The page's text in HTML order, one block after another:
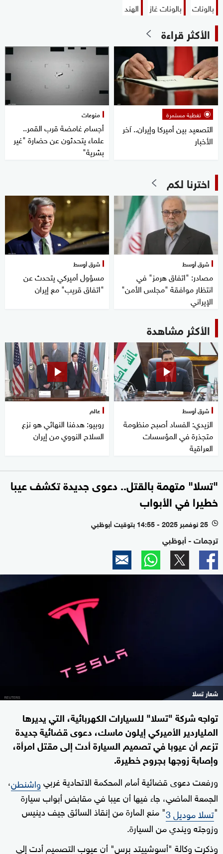
بالونات بالونات غاز الهند
الأكثر قراءة
تغطية مستمرة
التصعيد بين أميركا وإيران.. آخر
الأخبار
منوعات
أجسام غامضة قرب القمر..
علماء يتحدثون عن حضارة "غير
بشرية"
اخترنا لكم
شرق أوسط
مصادر: "اتفاق هرمز" في
انتظار موافقة "مجلس الأمن"
الإيراني
شرق أوسط
مسؤول أميركي يتحدث عن
"اتفاق قريب" مع إيران
الأكثر مشاهدة
شرق أوسط
الزيدي: الفساد أصبح منظومة
متجذرة في المؤسسات
العراقية
عالم
روبيو: هدفنا النهائي هو نزع
السلاح النووي من إيران
"تسلا" متهمة بالقتل.. دعوى جديدة تكشف عيبا
خطيرا في الأبواب
l 25 نوفمبر 2025 - 14:55 بتوقيت أبوظبي
ترجمات - أبوظبي
شعار تسلا
تواجه شركة "تسلا" للسيارات الكهربائية، التي يديرها
الملياردير الأميركي إيلون ماسك، دعوى قضائية جديدة
تزعم أن عيوبا في تصميم السيارة أدت إلى مقتل امرأة،
وإصابة زوجها بجروح خطيرة.
ورفعت دعوى قضائية أمام المحكمة الاتحادية غربيواشنطن،
الجمعة الماضي، جاء فيها أن عيبا في مقابض أبواب سيارة
"تسلا موديل 3 " منع المارة من إنقاذ السائق جيف دينيس
وزوجته ويندي من السيارة.
وذكرت وكالة "أسوشييتد برس" أن عيوب التصميم أدت إلى